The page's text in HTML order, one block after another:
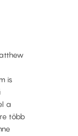
is
a
több